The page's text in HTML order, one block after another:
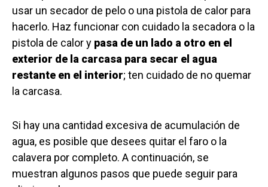
usar un secador de pelo o una pistola de calor para
hacerlo. Haz funcionar con cuidado la secadora o la
pistola de calor y pasa de un lado a otro en el
exterior de la carcasa para secar el agua
restante en el interior; ten cuidado de no quemar
la carcasa.
Si hay una cantidad excesiva de acumulación de
agua, es posible que desees quitar el faro o la
calavera por completo. A continuación, se
muestran algunos pasos que puede seguir para